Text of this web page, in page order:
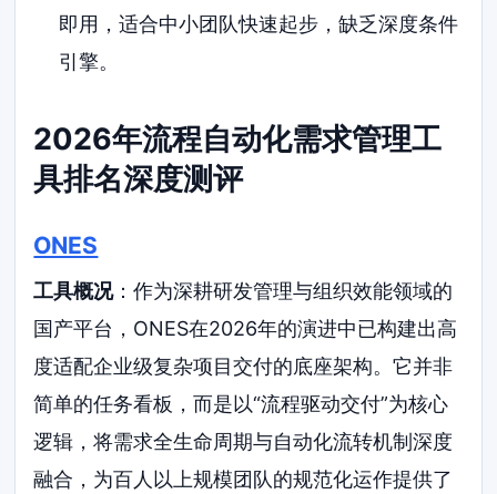
即用，适合中小团队快速起步，缺乏深度条件
引擎。
2026年流程自动化需求管理工
具排名深度测评
ONES
工具概况：作为深耕研发管理与组织效能领域的
国产平台，ONES在2026年的演进中已构建出高
度适配企业级复杂项目交付的底座架构。它并非
简单的任务看板，而是以“流程驱动交付”为核心
逻辑，将需求全生命周期与自动化流转机制深度
融合，为百人以上规模团队的规范化运作提供了